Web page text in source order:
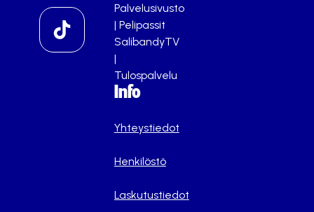
Palvelusivusto
| Pelipassit
SalibandyTV
|
Tulospalvelu
Info
Yhteystiedot
Henkilöstö
Laskutustiedot